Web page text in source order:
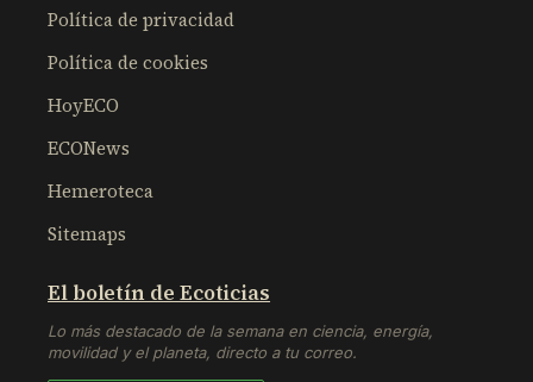
Política de privacidad
Política de cookies
HoyECO
ECONews
Hemeroteca
Sitemaps
El boletín de Ecoticias
Lo más destacado de la semana en ciencia, energía,
movilidad y el planeta, directo a tu correo.